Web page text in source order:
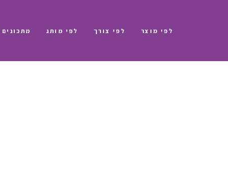
לפי מוצר לפי צורך לפי מותג מתכונים